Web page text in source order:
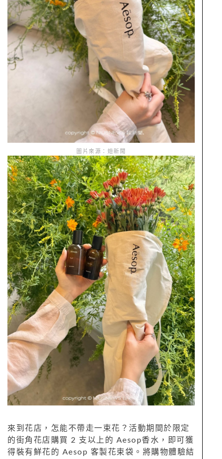
圖片來源：妞新聞
來到花店，怎能不帶走一束花？活動期間於限定
的街角花店購買 2 支以上的 Aesop香水，即可獲
得裝有鮮花的 Aesop 客製花束袋。將購物體驗結